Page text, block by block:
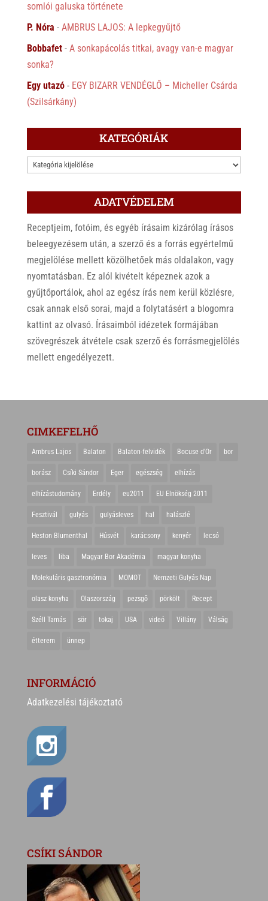
somlói galuska története
P. Nóra - AMBRUS LAJOS: A lepkegyűjtő
Bobbafet- A sonkapácolás titkai, avagy van-e magyar
sonka?
Egy utazó- EGY BIZARR VENDÉGLŐ – Micheller Csárda
(Szilsárkány)
KATEGÓRIÁK
KATEGÓRIÁK
ADATVÉDELEM
Receptjeim, fotóim, és egyéb írásaim kizárólag írásos
beleegyezésem után, a szerző és a forrás egyértelmű
megjelölése mellett közölhetőek más oldalakon, vagy
nyomtatásban. Ez alól kivételt képeznek azok a
gyűjtőportálok, ahol az egész írás nem kerül közlésre,
csak annak első sorai, majd a folytatásért a blogomra
kattint az olvasó. Írásaimból idézetek formájában
szövegrészek átvétele csak szerző és forrásmegjelölés
mellett engedélyezett.
CIMKEFELHŐ
Ambrus Lajos Balaton Balaton-felvidék Bocuse d'Or bor
borász Csíki Sándor Eger egészség elhízás
elhízástudomány Erdély eu2011 EU Elnökség 2011
Fesztivál gulyás gulyásleves hal halászlé
Heston Blumenthal Húsvét karácsony kenyér lecsó
leves liba Magyar Bor Akadémia magyar konyha
Molekuláris gasztronómia MOMOT Nemzeti Gulyás Nap
olasz konyha Olaszország pezsgő pörkölt Recept
Széll Tamás sör tokaj USA videó Villány Válság
étterem ünnep
INFORMÁCIÓ
Adatkezelési tájékoztató
CSÍKI SÁNDOR